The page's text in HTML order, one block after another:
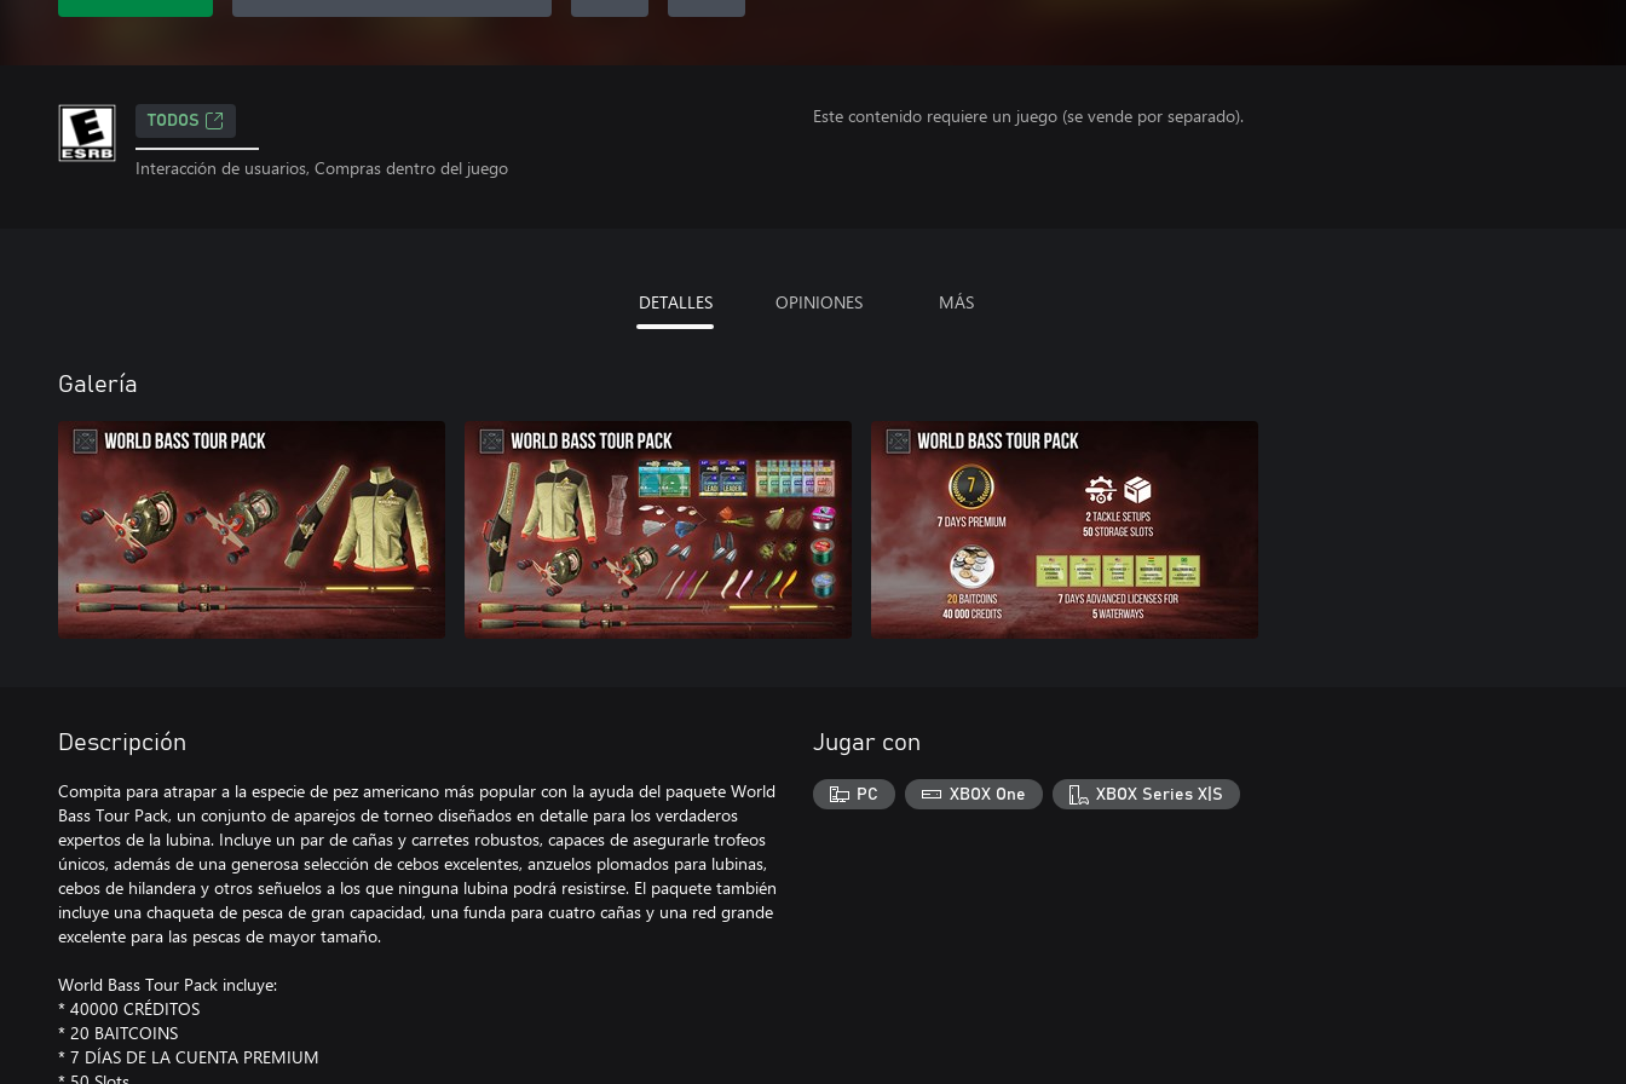
TODOS
Interacción de usuarios, Compras dentro del juego
Este contenido requiere un juego (se vende por separado).
DETALLES OPINIONES MÁS
Galería
Descripción
Compita para atrapar a la especie de pez americano más popular con la ayuda del paquete World
Bass Tour Pack, un conjunto de aparejos de torneo diseñados en detalle para los verdaderos
expertos de la lubina. Incluye un par de cañas y carretes robustos, capaces de asegurarle trofeos
únicos, además de una generosa selección de cebos excelentes, anzuelos plomados para lubinas,
cebos de hilandera y otros señuelos a los que ninguna lubina podrá resistirse. El paquete también
incluye una chaqueta de pesca de gran capacidad, una funda para cuatro cañas y una red grande
excelente para las pescas de mayor tamaño.
World Bass Tour Pack incluye:
* 40000 CRÉDITOS
* 20 BAITCOINS
* 7 DÍAS DE LA CUENTA PREMIUM
Jugar con
PC XBOX One XBOX Series X|S